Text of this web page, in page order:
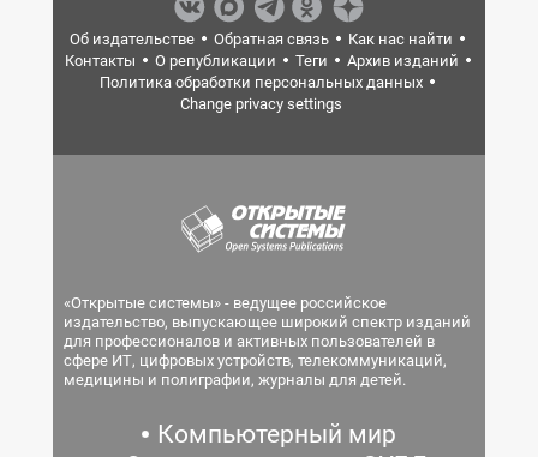
Об издательстве Обратная связь
Как нас найти
Контакты
О републикации Теги
Архив изданий
Политика обработки персональных данных
Change privacy settings
«Открытые системы» - ведущее российское
издательство, выпускающее широкий спектр изданий
для профессионалов и активных пользователей в
сфере ИТ, цифровых устройств, телекоммуникаций,
медицины и полиграфии, журналы для детей.
Компьютерный мир